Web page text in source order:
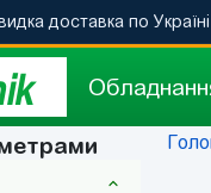
доставка по Україні